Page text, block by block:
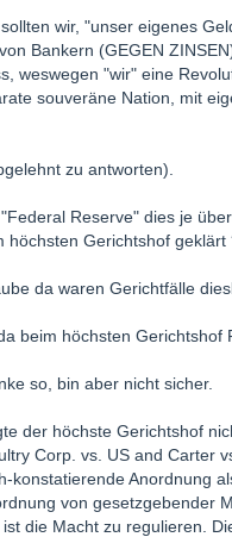
wir, "unser eigenes
Bankern (GEGEN
weswegen "wir" eine
souveräne Nation, mit
zu antworten).
Reserve" dies je
höchsten Gerichtshof geklärt
da waren Gerichtfälle
beim höchsten Gerichtshof
so, bin aber nicht sicher.
der höchste Gerichtshof
Corp. vs. US and Carter
konstatierende Anordnung
von gesetzgebender
die Macht zu regulieren.